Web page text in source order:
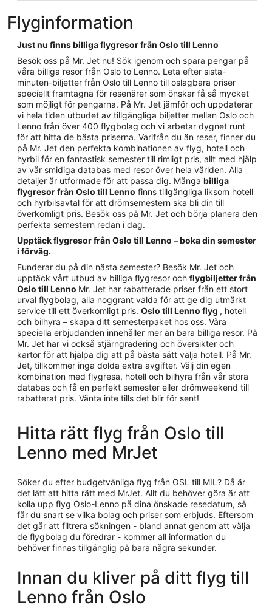
Flyginformation
Just nu finns billiga flygresor från Oslo till Lenno
Besök oss på Mr. Jet nu! Sök igenom och spara pengar på
våra billiga resor från Oslo to Lenno. Leta efter sista-
minuten-biljetter från Oslo till Lenno till oslagbara priser
speciellt framtagna för resenärer som önskar få så mycket
som möjligt för pengarna. På Mr. Jet jämför och uppdaterar
vi hela tiden utbudet av tillgängliga biljetter mellan Oslo och
Lenno från över 400 flygbolag och vi arbetar dygnet runt
för att hitta de bästa priserna. Varifrån du än reser, finner du
på Mr. Jet den perfekta kombinationen av flyg, hotell och
hyrbil för en fantastisk semester till rimligt pris, allt med hjälp
av vår smidiga databas med resor över hela världen. Alla
detaljer är utformade för att passa dig. Många billiga
flygresor från Oslo till Lenno finns tillgängliga liksom hotell
och hyrbilsavtal för att drömsemestern ska bli din till
överkomligt pris. Besök oss på Mr. Jet och börja planera den
perfekta semestern redan i dag.
Upptäck flygresor från Oslo till Lenno – boka din semester
i förväg.
Funderar du på din nästa semester? Besök Mr. Jet och
upptäck vårt utbud av billiga flygresor och flygbiljetter från
Oslo till Lenno Mr. Jet har rabatterade priser från ett stort
urval flygbolag, alla noggrant valda för att ge dig utmärkt
service till ett överkomligt pris. Oslo till Lenno flyg , hotell
och bilhyra – skapa ditt semesterpaket hos oss. Våra
speciella erbjudanden innehåller mer än bara billiga resor. På
Mr. Jet har vi också stjärngradering och översikter och
kartor för att hjälpa dig att på bästa sätt välja hotell. På Mr.
Jet, tillkommer inga dolda extra avgifter. Välj din egen
kombination med flygresa, hotell och bilhyra från vår stora
databas och få en perfekt semester eller drömweekend till
rabatterat pris. Vänta inte tills det blir för sent!
Hitta rätt flyg från Oslo till
Lenno med MrJet
Söker du efter budgetvänliga flyg från OSL till MIL? Då är
det lätt att hitta rätt med MrJet. Allt du behöver göra är att
kolla upp flyg Oslo-Lenno på dina önskade resedatum, så
får du snart se vilka bolag och priser som erbjuds. Eftersom
det går att filtrera sökningen - bland annat genom att välja
de flygbolag du föredrar - kommer all information du
behöver finnas tillgänglig på bara några sekunder.
Innan du kliver på ditt flyg till
Lenno från Oslo